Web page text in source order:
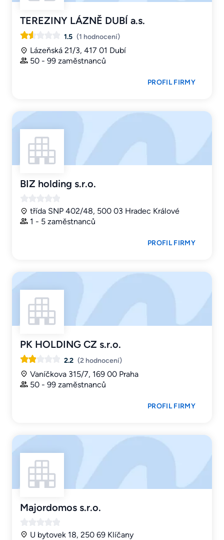
TEREZINY LÁZNĚ DUBÍ a.s.
1.5 (1 hodnocení)
Lázeňská 21/3, 417 01 Dubí
50 - 99 zaměstnanců
PROFIL FIRMY
BIZ holding s.r.o.
třída SNP 402/48, 500 03 Hradec Králové
1 - 5 zaměstnanců
PROFIL FIRMY
PK HOLDING CZ s.r.o.
2.2 (2 hodnocení)
Vaníčkova 315/7, 169 00 Praha
50 - 99 zaměstnanců
PROFIL FIRMY
Majordomos s.r.o.
U bytovek 18, 250 69 Klíčany